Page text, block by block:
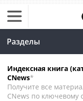
Разделы
Индексная книга
CNews*
Получите все
CNews по ключевому